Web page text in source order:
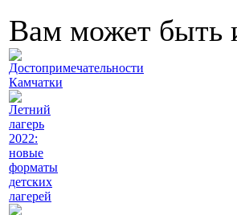
Вам может быть
Достопримечательности
Камчатки
Летний
лагерь
2022:
новые
форматы
детских
лагерей